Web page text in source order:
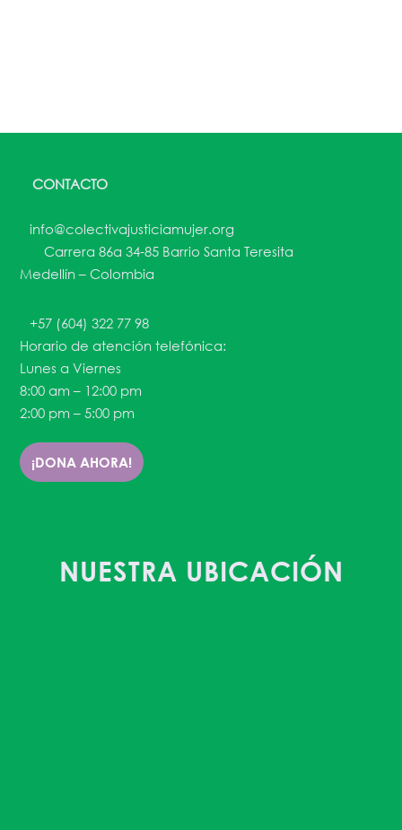
CONTACTO
info@colectivajusticiamujer.org
Carrera 86a 34-85 Barrio Santa Teresita
Medellín – Colombia
+57 (604) 322 77 98
Horario de atención telefónica:
Lunes a Viernes
8:00 am – 12:00 pm
2:00 pm – 5:00 pm
¡DONA AHORA!
NUESTRA UBICACIÓN